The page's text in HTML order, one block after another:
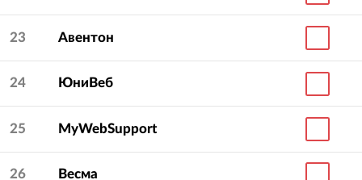
23 Авентон
24 ЮниВеб
25 MyWebSupport
26 Весма